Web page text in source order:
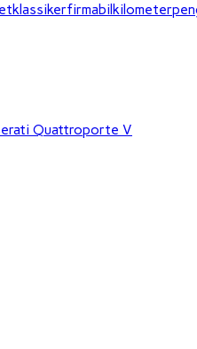
firmabil
Quattroporte V